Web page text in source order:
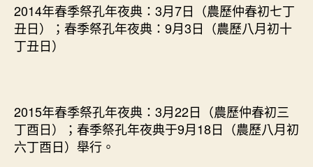
2014年春季祭孔年夜典：3月7日（農歷仲春初七丁
丑日）；春季祭孔年夜典：9月3日（農歷八月初十
丁丑日）
2015年春季祭孔年夜典：3月22日（農歷仲春初三
丁酉日）；春季祭孔年夜典于9月18日（農歷八月初
六丁酉日）舉行。